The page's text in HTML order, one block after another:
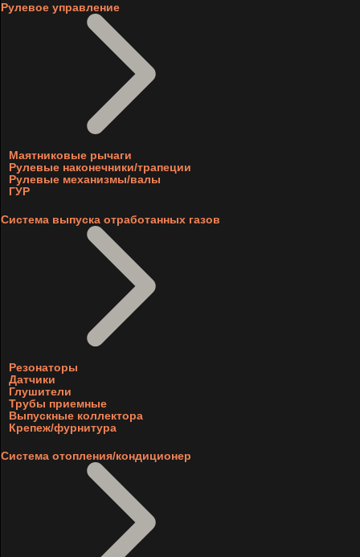
Рулевое управление
Маятниковые рычаги
Рулевые наконечники/трапеции
Рулевые механизмы/валы
ГУР
Система выпуска отработанных газов
Резонаторы
Датчики
Глушители
Трубы приемные
Выпускные коллектора
Крепеж/фурнитура
Система отопления/кондиционер